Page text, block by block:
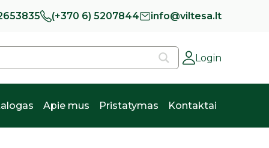
(+370 6) 5207844 info@viltesa.lt
Login
Apie mus Pristatymas Kontaktai